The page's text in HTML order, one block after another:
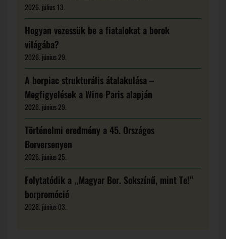
2026. július 13.
Hogyan vezessük be a fiatalokat a borok
világába?
2026. június 29.
A borpiac strukturális átalakulása –
Megfigyelések a Wine Paris alapján
2026. június 29.
Történelmi eredmény a 45. Országos
Borversenyen
2026. június 25.
Folytatódik a „Magyar Bor. Sokszínű, mint Te!”
borpromóció
2026. június 03.